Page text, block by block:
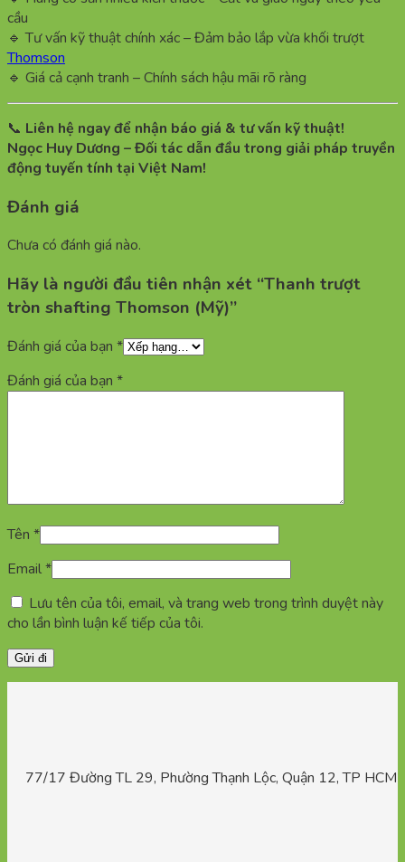
cầu
🔹 Tư vấn kỹ thuật chính xác – Đảm bảo lắp vừa khối trượt
Thomson
🔹 Giá cả cạnh tranh – Chính sách hậu mãi rõ ràng
📞 Liên hệ ngay để nhận báo giá & tư vấn kỹ thuật!
Ngọc Huy Dương – Đối tác dẫn đầu trong giải pháp truyền
động tuyến tính tại Việt Nam!
Đánh giá
Chưa có đánh giá nào.
Hãy là người đầu tiên nhận xét “Thanh trượt
tròn shafting Thomson (Mỹ)”
Đánh giá của bạn *
Đánh giá của bạn *
Tên *
Email*
Lưu tên của tôi, email, và trang web trong trình duyệt này
cho lần bình luận kế tiếp của tôi.
77/17 Đường TL 29, Phường Thạnh Lộc, Quận 12, TP HCM